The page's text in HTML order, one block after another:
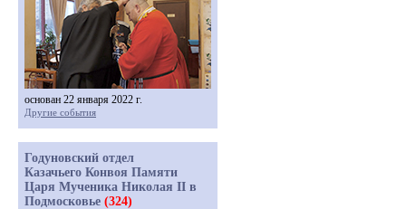
основан 22 января 2022 г.
Другие события
Годуновский отдел
Казачьего Конвоя Памяти
Царя Мученика Николая II в
Подмосковье (324)